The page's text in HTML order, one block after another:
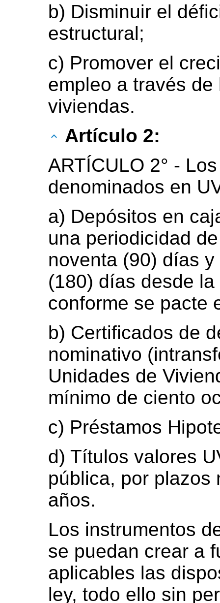
b) Disminuir el
estructural;
c) Promover el
empleo a través
viviendas.
Artículo 2:
ARTÍCULO 2° -
denominados en
a) Depósitos en
una periodicidad
noventa (90) días
(180) días desde
conforme se pacte
b) Certificados de
nominativo
Unidades de
mínimo de ciento
c) Préstamos
d) Títulos valores
pública, por plazos
años.
Los instrumentos
se puedan crear a
aplicables las
ley, todo ello sin